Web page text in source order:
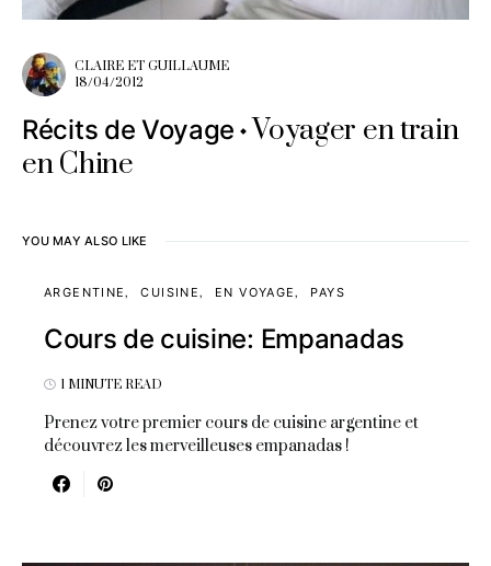
CLAIRE ET GUILLAUME
18/04/2012
Récits de Voyage Voyager en train
en Chine
YOU MAY ALSO LIKE
ARGENTINE CUISINE EN VOYAGE PAYS
Cours de cuisine: Empanadas
1 MINUTE READ
Prenez votre premier cours de cuisine argentine et
découvrez les merveilleuses empanadas !